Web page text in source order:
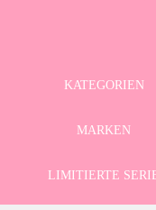
KATEGORIEN
MARKEN
LIMITIERTE